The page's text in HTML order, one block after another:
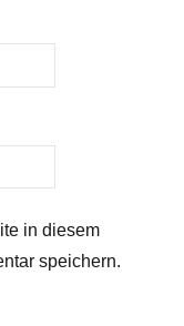
in diesem
speichern.